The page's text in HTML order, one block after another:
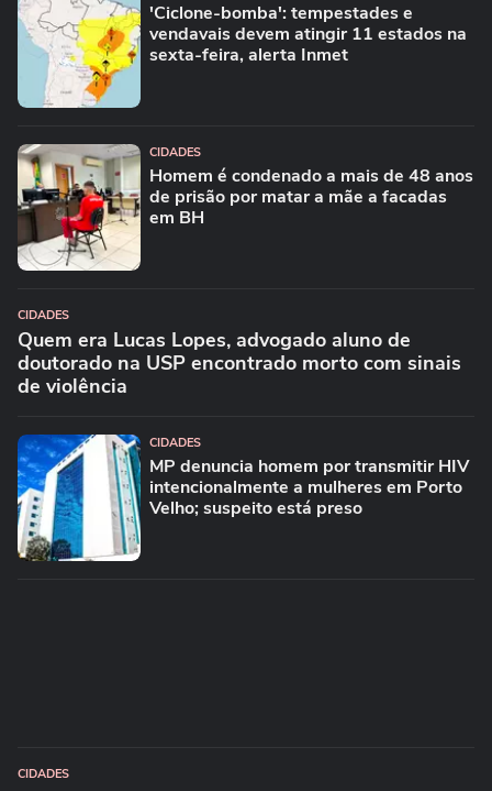
'Ciclone-bomba': tempestades e
vendavais devem atingir 11 estados na
sexta-feira, alerta Inmet
CIDADES
Homem é condenado a mais de 48 anos
de prisão por matar a mãe a facadas
em BH
CIDADES
Quem era Lucas Lopes, advogado aluno de
doutorado na USP encontrado morto com sinais
de violência
CIDADES
MP denuncia homem por transmitir HIV
intencionalmente a mulheres em Porto
Velho; suspeito está preso
CIDADES